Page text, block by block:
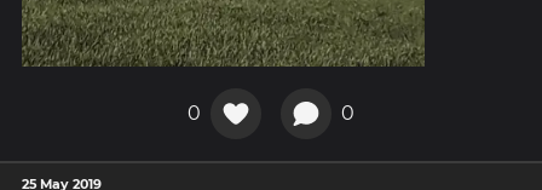
0 0
25 May 2019